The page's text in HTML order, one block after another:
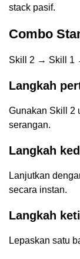
stack pasif.
Combo
Skill 2 → Skill 1
Langkah
Gunakan Skill 2
serangan.
Langkah
Lanjutkan
secara instan.
Langkah
Lepaskan satu